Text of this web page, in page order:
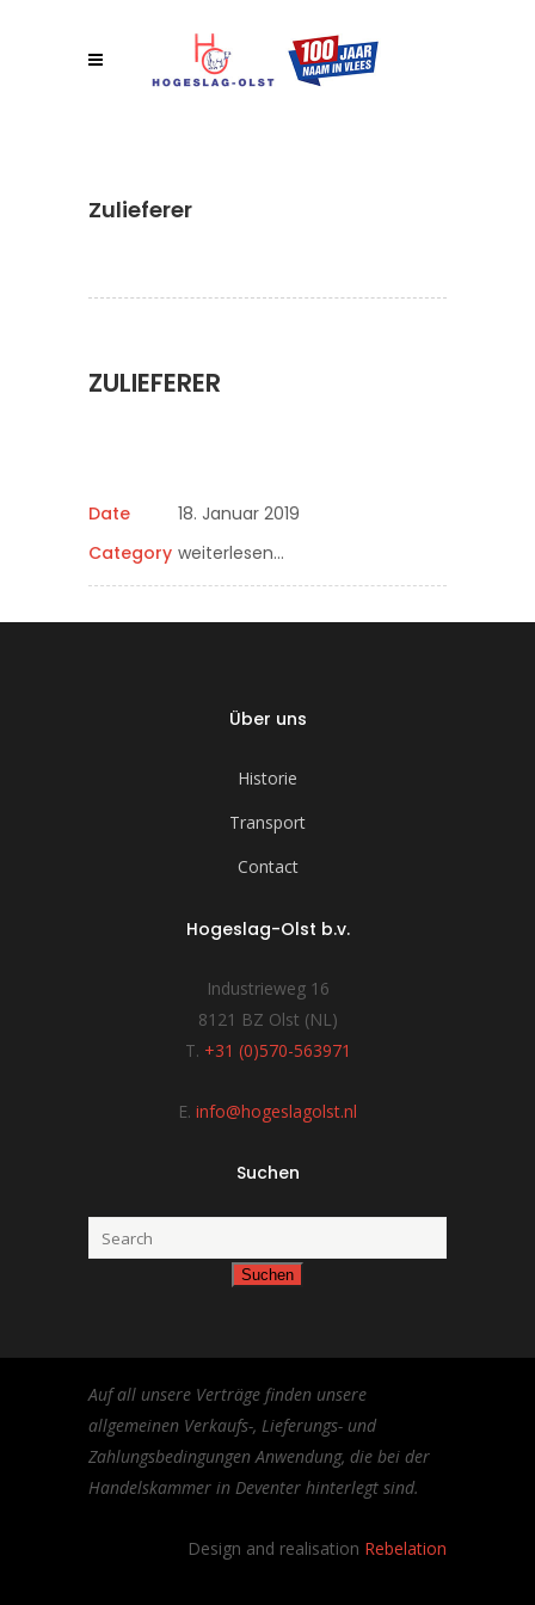
Zulieferer
ZULIEFERER
Date
18. Januar 2019
Category weiterlesen…
Über uns
Historie
Transport
Contact
Hogeslag-Olst b.v.
Industrieweg 16
8121 BZ Olst (NL)
T. +31 (0)570-563971
E. info@hogeslagolst.nl
Suchen
Auf all unsere Verträge finden unsere
allgemeinen Verkaufs-, Lieferungs- und
Zahlungsbedingungen Anwendung, die bei der
Handelskammer in Deventer hinterlegt sind.
Design and realisation Rebelation